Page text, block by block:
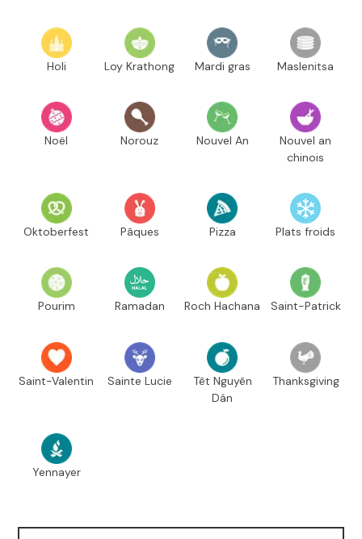
Holi Loy Krathong Mardi gras Maslenitsa
Noël Norouz Nouvel An
Nouvel an
chinois
Oktoberfest Pâques Pizza Plats froids
Pourim Ramadan Roch Hachana Saint-Patrick
Saint-Valentin Sainte Lucie
Têt Nguyên
Dán
Thanksgiving
Yennayer